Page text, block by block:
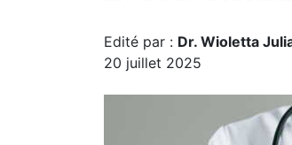
Edité par : Dr. Wioletta
20 juillet 2025